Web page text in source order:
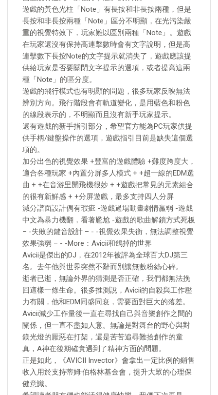
遊戲的黃色光柱「Note」有長按和非長按兩種，但是
長按和非長按兩種「Note」區分不明顯，在光污染嚴
重的視覺特效下，玩家難以區別兩種「Note」。遊戲
在玩家還沒有保持高連擊數時會有文字說明，但是高
連擊數下長按Note的文字提示就消失了，遊戲應該提
供給玩家是否要關閉文字提示的選項，或者提高這兩
種「Note」的區分度。
遊戲的飛行模式也有明顯的問題，很多玩家反映無法
辨別方向。飛行階段會有軌道變化，是用藍色和粉色
的線段表示的，不明顯而且沒有新手玩家提示。
還有遊戲的新手指引部分，希望官方能為PC玩家供提
供手柄/鍵盤操作的選項，遊戲指引目前是缺失這個選
項的。
加分出色的視覺效果 +豐富的遊戲體驗 +難度跨度大，
適合各種玩家 +內置分屏多人模式 + +超一線的EDM選
曲 + +在音游里開飛機很妙 + +遊戲把常見的元素組合
的很有新鮮感 + +分屏遊戲，最多支持四人分屏
減分譜面設計偶有瑕疵 -遊戲過場動畫劇情羸弱 -遊戲
中文為暴力機翻，看著尷尬 -遊戲的歌曲解鎖方式死板
– -失敗的鍵音設計 – - -視覺效果失衡，無法調整視覺
效果強弱 – - -More：Avicii和鴿掉的世界
Avicii是傑出的DJ，在2012年被評為全球百大DJ第三
名。去年他與世界突然不辭而別讓無數粉絲心碎。
逝者已逝，無論外界的猜測是否正確，我們都無法挽
回這樣一條生命。很多推測說，Avicii的自殺與工作壓
力有關，他和EDM同盛同衰，需要面對巨大的落差。
Avicii減少工作量後一直在尋找自己與音樂創作之間的
關係，但一直不盡如人意。無論是對舞台的野心與對
鎂光燈的厭惡在打架，還是苦苦追尋難拾創作的童
真，A神在後期確實遇到了精神方面的問題。
正是如此，《AVICII Invector》會拿出一定比例的銷售
收入用於支持蒂姆·伯格林基金會，提升大眾的心理保
健意識。